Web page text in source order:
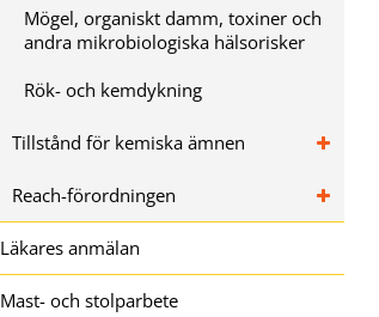
Mögel, organiskt damm, toxiner och
andra mikrobiologiska hälsorisker
Rök- och kemdykning
Tillstånd för kemiska ämnen
Reach-förordningen
Läkares anmälan
Mast- och stolparbete